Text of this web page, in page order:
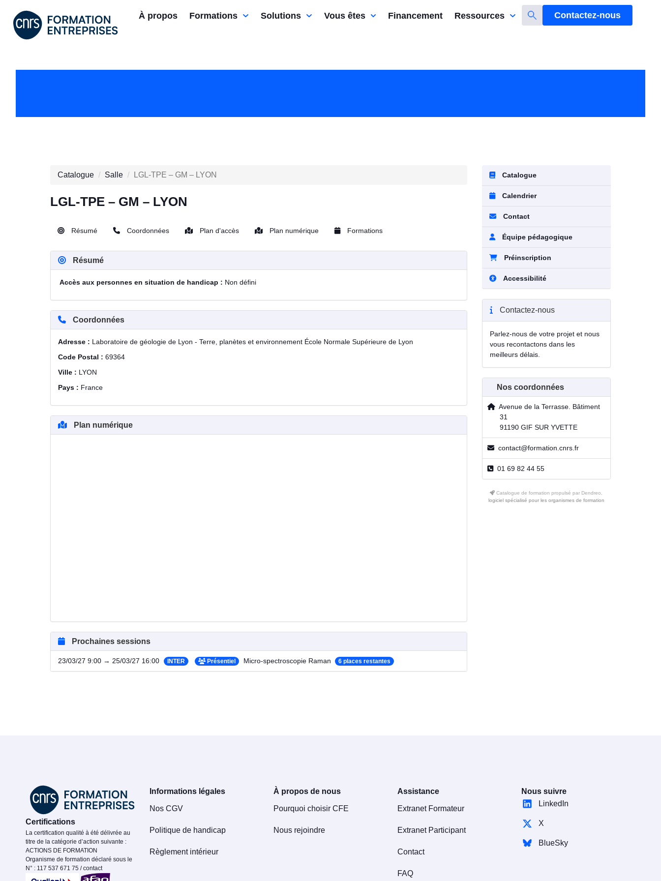
À propos Formations Solutions Vous êtes Financement Ressources Contactez-nous
Catalogue Salle LGL-TPE – GM – LYON
LGL-TPE – GM – LYON
Résumé Coordonnées Plan d'accès Plan numérique Formations
Résumé
Accès aux personnes en situation de handicap : Non défini
Coordonnées
Adresse : Laboratoire de géologie de Lyon - Terre, planètes et environnement École Normale Supérieure de Lyon
Code Postal : 69364
Ville : LYON
Pays : France
Plan numérique
Prochaines sessions
23/03/27 9:00 → 25/03/27 16:00 INTER Présentiel Micro-spectroscopie Raman 6 places restantes
Catalogue
Calendrier
Contact
Équipe pédagogique
Préinscription
Accessibilité
Contactez-nous
Parlez-nous de votre projet et nous
vous recontactons dans les
meilleurs délais.
Nos coordonnées
Avenue de la Terrasse. Bâtiment
31
91190 GIF SUR YVETTE
contact@formation.cnrs.fr
01 69 82 44 55
Catalogue de formation propulsé par Dendreo,
logiciel spécialisé pour les organismes de formation
Certifications
La certification qualité à été délivrée au
titre de la catégorie d’action suivante :
ACTIONS DE FORMATION
Organisme de formation déclaré sous le
N° : 117 537 671 75 / contact
Informations légales
Nos CGV
Politique de handicap
Règlement intérieur
À propos de nous
Pourquoi choisir CFE
Nous rejoindre
Assistance
Extranet Formateur
Extranet Participant
Contact
FAQ
Nous suivre
LinkedIn
X
BlueSky